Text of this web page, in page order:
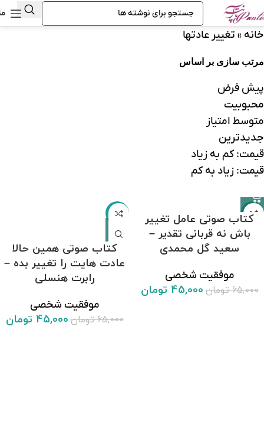
خانه » تغییر عادتها
مرتب سازی بر اساس
پیش فرض
محبوبیت
متوسط امتیاز
جدیدترین
قیمت: کم به زیاد
قیمت: زیاد به کم
-31%کتاب صوتی عامل تغییر
باش نه قربانی تقدیر –
سعید گل محمدی
موفقیت شخصی
65,000 تومان 45,000 تومان
-31%
کتاب صوتی همین حالا
عادت هایت را تغییر بده –
رابرت هنسلی
موفقیت شخصی
65,000 تومان 45,000 تومان